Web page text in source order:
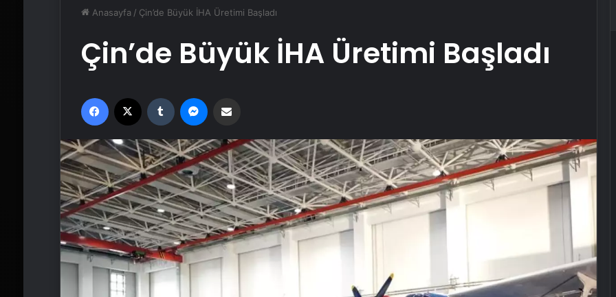
Anasayfa / Çin’de Büyük İHA Üretimi Başladı
Çin’de Büyük İHA Üretimi Başladı
Facebook Tumblr